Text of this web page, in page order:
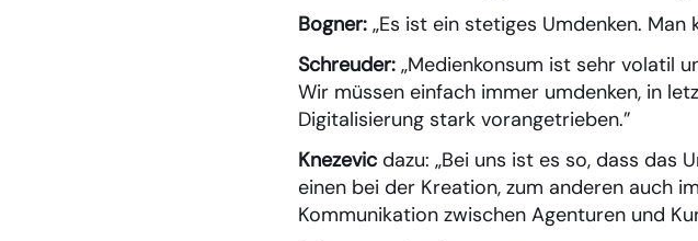
Bogner: „Es ist ein stetiges Umdenken.
Schreuder: „Medienkonsum ist sehr volatil
Wir müssen einfach immer umdenken, in
Digitalisierung stark vorangetrieben.”
Knezevic dazu: „Bei uns ist es so, dass das
einen bei der Kreation, zum anderen auch
Kommunikation zwischen Agenturen und